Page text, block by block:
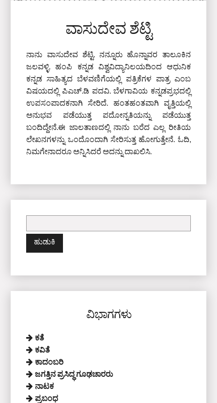
ವಾಸುದೇವ ಶೆಟ್ಟಿ
ನಾನು ವಾಸುದೇವ ಶೆಟ್ಟಿ. ನನ್ನೂರು ಹೊನ್ನಾವರ ತಾಲೂಕಿನ
ಜಲವಳ್ಳಿ. ಹಂಪಿ ಕನ್ನಡ ವಿಶ್ವವಿದ್ಯಾನಿಲಯದಿಂದ ಆಧುನಿಕ
ಕನ್ನಡ ಸಾಹಿತ್ಯದ ಬೆಳವಣಿಗೆಯಲ್ಲಿ ಪತ್ರಿಕೆಗಳ ಪಾತ್ರ ಎಂಬ
ವಿಷಯದಲ್ಲಿ ಪಿಎಚ್‌.ಡಿ ಪದವಿ. ಬೆಳಗಾವಿಯ ಕನ್ನಡಪ್ರಭದಲ್ಲಿ
ಉಪಸಂಪಾದಕನಾಗಿ ಸೇರಿದೆ. ಹಂತಹಂತವಾಗಿ ವೃತ್ತಿಯಲ್ಲಿ
ಅನುಭವ ಪಡೆಯುತ್ತ ಪದೋನ್ನತಿಯನ್ನು ಪಡೆಯುತ್ತ
ಬಂದಿದ್ದೇನೆ.ಈ ಜಾಲತಾಣದಲ್ಲಿ ನಾನು ಬರೆದ ಎಲ್ಲ ರೀತಿಯ
ಲೇಖನಗಳನ್ನು ಒಂದೊಂದಾಗಿ ಸೇರಿಸುತ್ತ ಹೋಗುತ್ತೇನೆ. ಓದಿ,
ನಿಮಗೇನಾದರೂ ಅನ್ನಿಸಿದರೆ ಅದನ್ನು ದಾಖಲಿಸಿ.
ಹುಡುಕಿ:
ವಿಭಾಗಗಳು
ಕತೆ
ಕವಿತೆ
ಕಾದಂಬರಿ
ಜಗತ್ತಿನ ಪ್ರಸಿದ್ಧ ಗೂಢಚಾರರು
ನಾಟಕ
ಪ್ರಬಂಧ